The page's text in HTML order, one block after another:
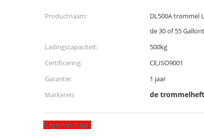
Productnaam:
DL500A trommel
de 30 of 55
Ladingscapaciteit: 500kg
Certificering:
CE,ISO9001
Garantie:
1 jaar
Markeren:
de
Eigenschap: